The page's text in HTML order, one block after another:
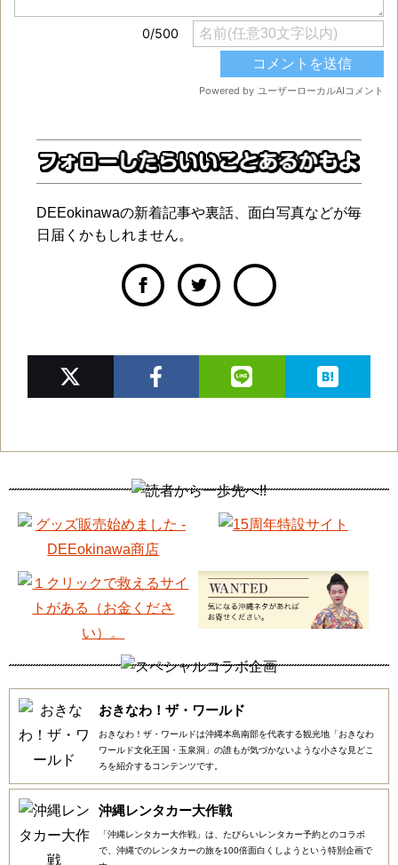
DEEokinawaの新着記事や裏話、面白写真などが毎
日届くかもしれません。
おきなわ！ザ・ワールド
おきなわ！ザ・ワールドは沖縄本島南部を代表する観光地「おきなわ
ワールド文化王国・玉泉洞」の誰もが気づかないような小さな見どこ
ろを紹介するコンテンツです。
沖縄レンタカー大作戦
「沖縄レンタカー大作戦」は、たびらいレンタカー予約とのコラボ
で、沖縄でのレンタカーの旅を100倍面白くしようという特別企画で